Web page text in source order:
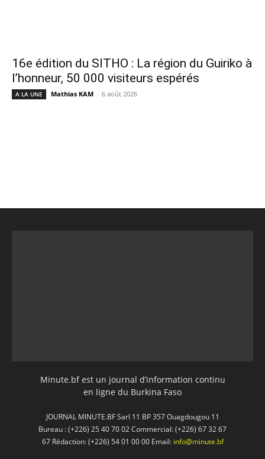
16e édition du SITHO : La région du Guiriko à
l’honneur, 50 000 visiteurs espérés
A LA UNE Mathias KAM - 6 août 2026
Minute.bf est un journal d’information continu
en ligne du Burkina Faso
JOURNAL MINUTE.BF Sarl 11 BP 357 Ouagdougou 11
Bureau : (+226) 25 40 70 02 Commercial: (+226) 67 32 67
67 Rédaction: (+226) 54 01 00 00 Email: info@minute.bf